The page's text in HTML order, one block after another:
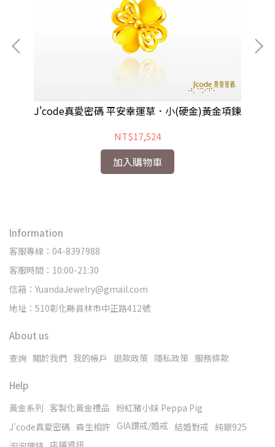
J'code真愛密碼 平安幸運草．小(硬金)黃金項鍊
NT$17,524
加入購物車
Information
客服專線：04-8397988
客服時間：10:00-21:30
信箱：YuandaJewelry@gmail.com
地址：510彰化縣員林市中正路412號
About us
查詢 關於我們 我的帳戶 退款政策 隱私政策 服務條款
Help
黃金系列 客製化黃金禮品 粉紅豬小妹 Peppa Pig
J'code真愛密碼 森生相許 GIA鑽戒/婚戒 結婚對戒 純銀925